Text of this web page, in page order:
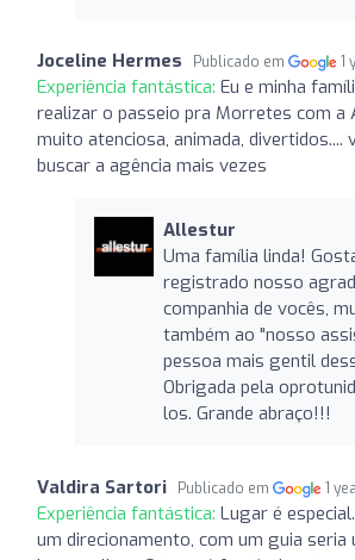
Joceline Hermes Publicado em 1
Experiência fantástica: Eu e minha
realizar o passeio pra Morretes com a
muito atenciosa, animada, divertidos....
buscar a agência mais vezes
Allestur
Uma família linda!
registrado nosso
companhia de vocês,
também ao "nosso
pessoa mais gentil
Obrigada pela
los. Grande abraço!!!
Valdira Sartori Publicado em 1
Experiência fantástica: Lugar é
um direcionamento, com um guia seria